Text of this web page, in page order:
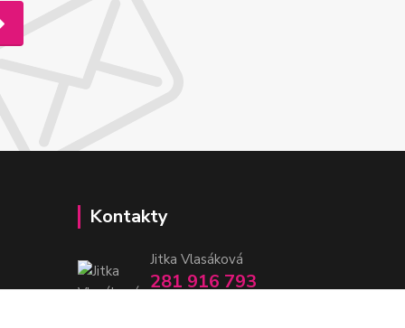
Kontakty
Jitka Vlasáková
281 916 793